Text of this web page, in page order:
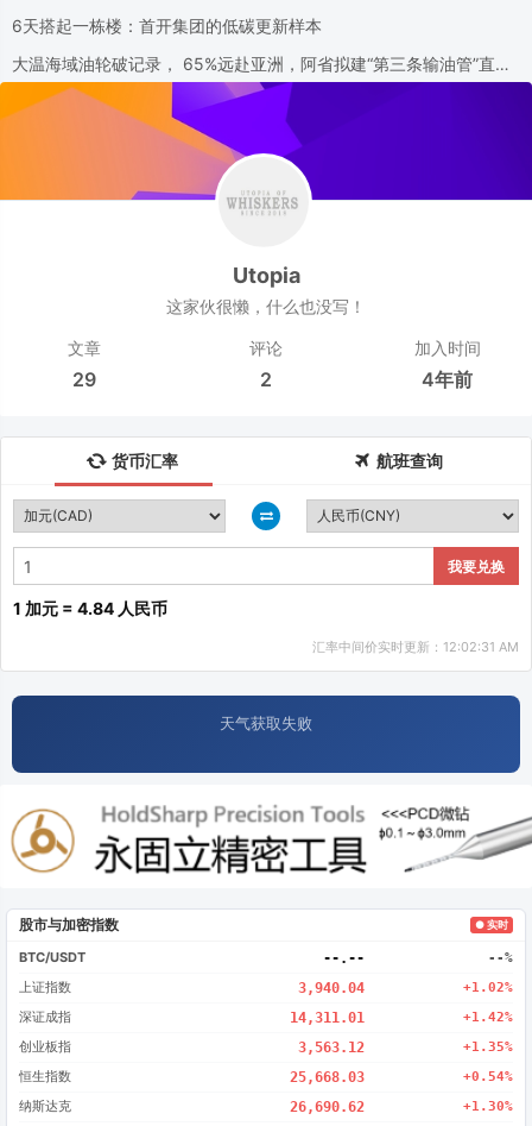
6天搭起一栋楼：首开集团的低碳更新样本
大温海域油轮破记录， 65%远赴亚洲，阿省拟建“第三条输油管”直达
Delta！
Utopia
这家伙很懒，什么也没写！
文章
29
评论
2
加入时间
4年前
货币汇率 航班查询
我要兑换
1 加元 = 4.84 人民币
汇率中间价实时更新：12:02:31 AM
天气获取失败
股市与加密指数 ● 实时
BTC/USDT --.-- --%
上证指数 3,940.04 +1.02%
深证成指 14,311.01 +1.42%
创业板指 3,563.12 +1.35%
恒生指数 25,668.03 +0.54%
纳斯达克 26,690.62 +1.30%